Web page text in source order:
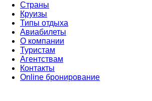
Страны
Круизы
Типы отдыха
Авиабилеты
О компании
Туристам
Агентствам
Контакты
Online бронирование